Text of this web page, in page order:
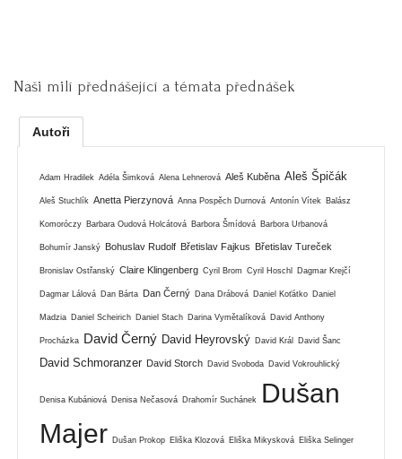
Naši milí přednášející a témata přednášek
Autoři
Adam Hradilek Adéla Šimková Alena Lehnerová Aleš Kuběna Aleš Špičák
Aleš Stuchlík Anetta Pierzynová Anna Pospěch Durnová Antonín Vítek Balász
Komoróczy Barbara Oudová Holcátová Barbora Šmídová Barbora Urbanová
Bohumír Janský Bohuslav Rudolf Břetislav Fajkus Břetislav Tureček
Bronislav Ostřanský Claire Klingenberg Cyril Brom Cyril Hoschl Dagmar Krejčí
Dagmar Lálová Dan Bárta Dan Černý Dana Drábová Daniel Koťátko Daniel
Madzia Daniel Scheirich Daniel Stach Darina Vymětalíková David Anthony
Procházka David Černý David Heyrovský David Král David Šanc
David Schmoranzer David Storch David Svoboda David Vokrouhlický
Denisa Kubániová Denisa Nečasová Drahomír Suchánek
Dušan
Majer Dušan Prokop Eliška Klozová Eliška Mikysková Eliška Selinger